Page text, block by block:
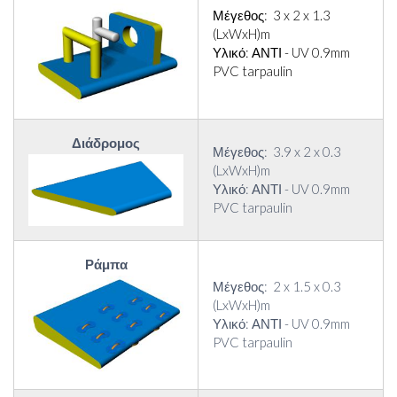
Μέγεθος: 3 x 2 x 1.3
(LxWxH)m
Υλικό: ΑΝΤΙ - UV 0.9mm
PVC tarpaulin
Διάδρομος
Μέγεθος: 3.9 x 2 x 0.3
(LxWxH)m
Υλικό: ΑΝΤΙ - UV 0.9mm
PVC tarpaulin
Ράμπα
Μέγεθος: 2 x 1.5 x 0.3
(LxWxH)m
Υλικό: ΑΝΤΙ - UV 0.9mm
PVC tarpaulin